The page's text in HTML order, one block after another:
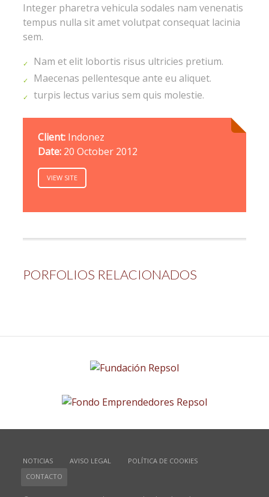
Integer pharetra vehicula sodales nam venenatis
tempus nulla sit amet volutpat consequat lacinia
sem.
Nam et elit lobortis risus ultricies pretium.
Maecenas pellentesque ante eu aliquet.
turpis lectus varius sem quis molestie.
Client: Indonez
Date: 20 October 2012
VIEW SITE
PORFOLIOS RELACIONADOS
NOTICIAS AVISO LEGAL
POLÍTICA DE COOKIES
CONTACTO